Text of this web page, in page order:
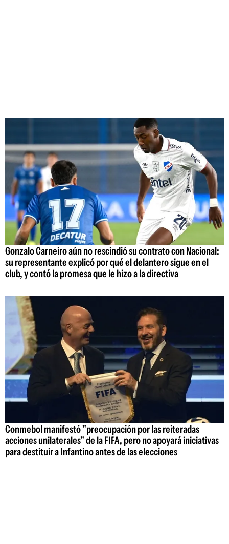
Gonzalo Carneiro aún no rescindió su contrato con Nacional:
su representante explicó por qué el delantero sigue en el
club, y contó la promesa que le hizo a la directiva
Conmebol manifestó "preocupación por las reiteradas
acciones unilaterales" de la FIFA, pero no apoyará iniciativas
para destituir a Infantino antes de las elecciones